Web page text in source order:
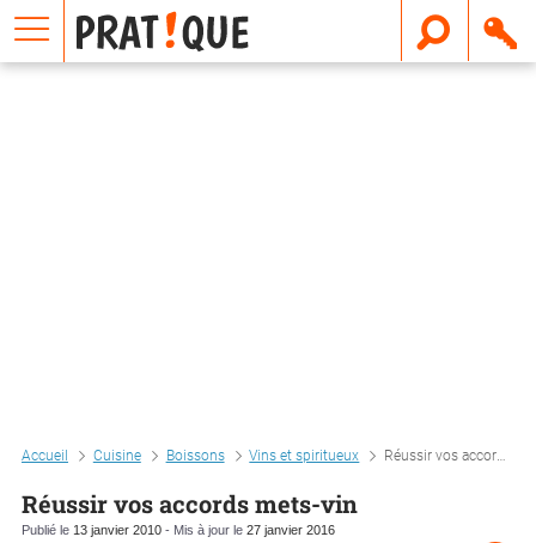
Accueil Cuisine Boissons Vins et spiritueux Réussir vos accords mets-vin
Réussir vos accords mets-vin
Publié le 13 janvier 2010 - Mis à jour le 27 janvier 2016
E
m
a